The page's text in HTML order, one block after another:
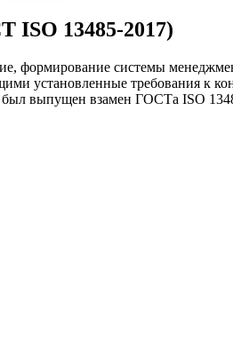
ISO 13485-2017)
формирование системы
установленные требования к
выпущен взамен ГОСТа ISO